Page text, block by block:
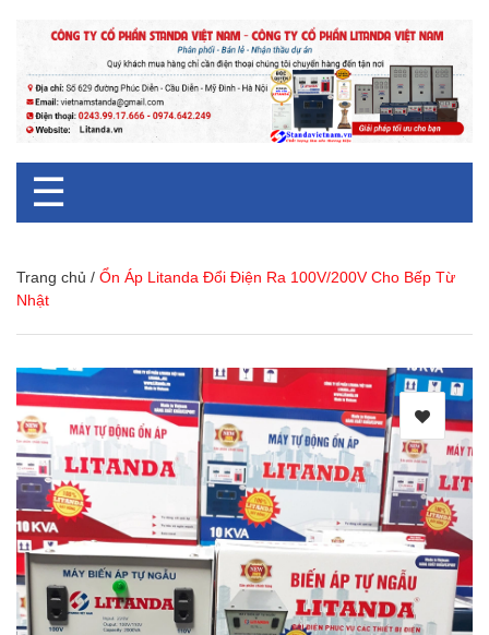
☰
Trang chủ / Ổn Áp Litanda Đổi Điện Ra 100V/200V Cho Bếp Từ
Nhật